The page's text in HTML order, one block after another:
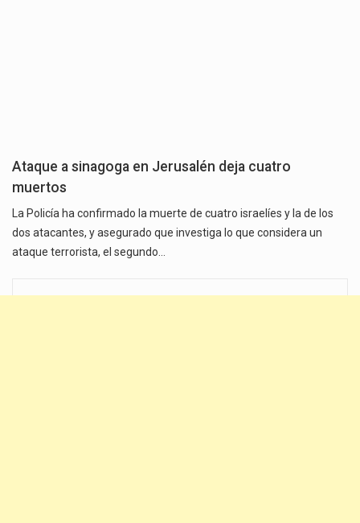
Ataque a sinagoga en Jerusalén deja cuatro
muertos
La Policía ha confirmado la muerte de cuatro israelíes y la de los
dos atacantes, y asegurado que investiga lo que considera un
ataque terrorista, el segundo…